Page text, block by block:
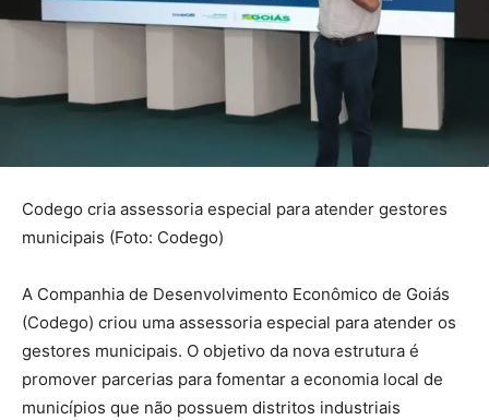
Codego cria assessoria especial para atender gestores
municipais (Foto: Codego)
A Companhia de Desenvolvimento Econômico de Goiás
(Codego) criou uma assessoria especial para atender os
gestores municipais. O objetivo da nova estrutura é
promover parcerias para fomentar a economia local de
municípios que não possuem distritos industriais